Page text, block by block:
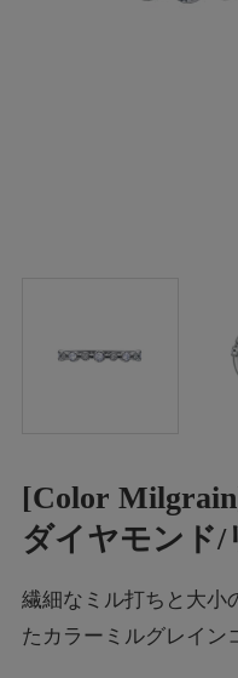
[Color
ダイヤモンド/
繊細なミル打ちと大小
たカラーミルグレイン